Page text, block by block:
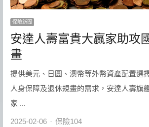
保險新聞
安達人壽富貴大贏家助攻
畫
提供美元、日圓、澳幣等外幣資產配置選
人身保障及退休規畫的需求，安達人壽旗
家 ...
2025-02-06 Author
保險104